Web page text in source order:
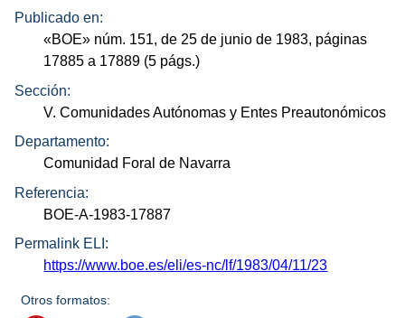
Publicado en:
«BOE» núm. 151, de 25 de junio de 1983, páginas
17885 a 17889 (5 págs.)
Sección:
V. Comunidades Autónomas y Entes Preautonómicos
Departamento:
Comunidad Foral de Navarra
Referencia:
BOE-A-1983-17887
Permalink ELI:
https://www.boe.es/eli/es-nc/lf/1983/04/11/23
Otros formatos: